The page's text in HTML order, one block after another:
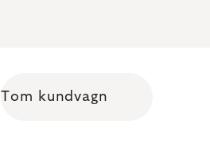
Shopping cart
Tom kundvagn